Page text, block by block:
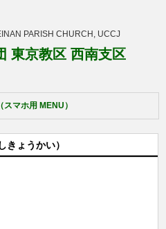
PARISH CHURCH, UCCJ
東京教区 西南支区
マホ用 MENU）
きょうかい）